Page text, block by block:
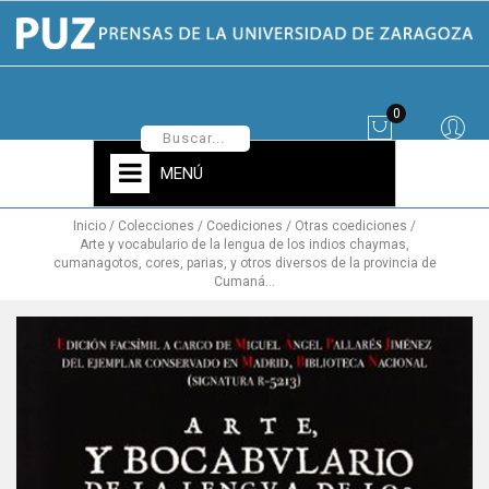
0
MENÚ
Inicio Colecciones Coediciones
Otras coediciones
Arte y vocabulario de la lengua de los indios chaymas,
cumanagotos, cores, parias, y otros diversos de la provincia de
Cumaná...